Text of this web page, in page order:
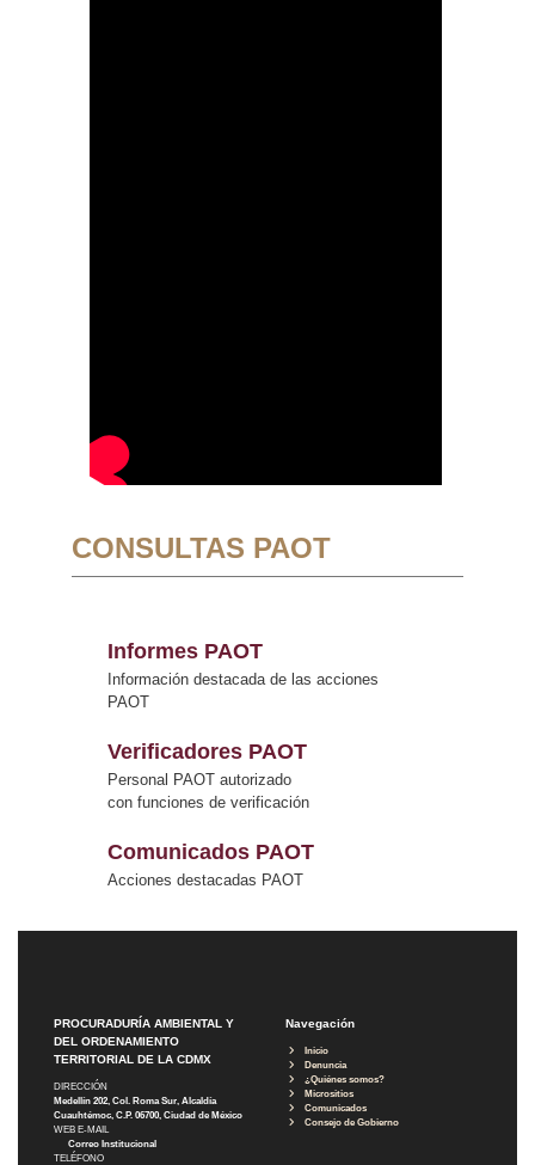
CONSULTAS PAOT
Informes PAOT
Información destacada de las acciones
PAOT
Verificadores PAOT
Personal PAOT autorizado
con funciones de verificación
Comunicados PAOT
Acciones destacadas PAOT
PROCURADURÍA AMBIENTAL Y
DEL ORDENAMIENTO
TERRITORIAL DE LA CDMX
DIRECCIÓN
Medellín 202, Col. Roma Sur, Alcaldía
Cuauhtémoc, C.P. 06700, Ciudad de México
WEB E-MAIL
Correo Institucional
TELÉFONO
Navegación
Inicio
Denuncia
¿Quiénes somos?
Micrositios
Comunicados
Consejo de Gobierno